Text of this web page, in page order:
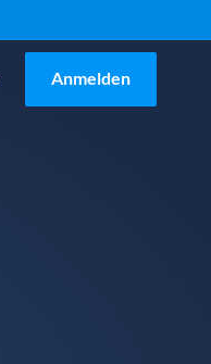
Anmelden